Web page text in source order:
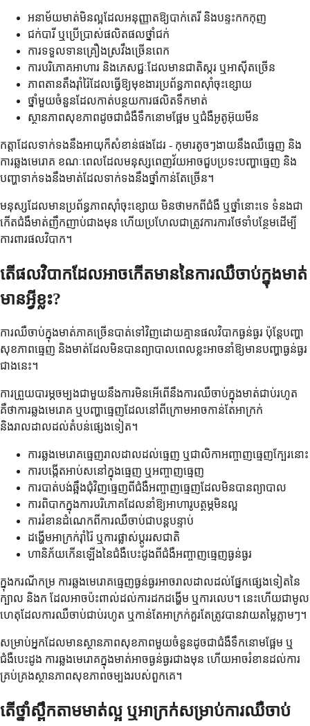
អនាម័យមាត់មិនល្អដែលអនុញ្ញាតឱ្យបាក់តេរី និងបន្ទះកកកុញ
ជក់បារី ឬប្រើប្រាស់ផលិតផលថ្នាំជក់
ការទទួលទានគ្រឿងស្រវឹងច្រើនពេក
ការបរិភោគអាហារ និងភេសជ្ជៈដែលមានជាតិស្ករ ឬអាស៊ីតច្រើន
ភាពតានតឹងរ៉ាំរ៉ៃដែលធ្វើឱ្យមុខងារប្រព័ន្ធភាពស៊ាំចុះខ្សោយ
ថ្នាំមួយចំនួនដែលកាត់បន្ថយការផលិតទឹកមាត់
ស្ថានភាពសុខភាពដូចជាជំងឺទឹកនោមផ្អែម ឬជំងឺអូតូអ៊ុយមីន
កត្តាដែលទាក់ទងនឹងអាយុក៏សំខាន់ផងដែរ - កុមារតូចៗងាយនឹងឈឺធ្មេញ និង
ការឆ្លងមេរោគ ខណៈពេលដែលមនុស្សពេញវ័យអាចជួបប្រទះបញ្ហាធ្មេញ និង
បញ្ហាទាក់ទងនឹងមាត់ដែលទាក់ទងនឹងថ្នាំកាន់តែច្រើន។
មនុស្សដែលមានប្រព័ន្ធភាពស៊ាំចុះខ្សោយ មិនថាមកពីជំងឺ ឬថ្នាំនោះទេ ទំនងជា
កើតជំងឺមាត់ញឹកញាប់ជាងមុន ហើយប្រហែលជាត្រូវការការថែទាំបន្ថែមដើម្បី
ការពារផលវិបាក។
តើផលវិបាកដែលអាចកើតមាននៃការឈឺចាប់ក្នុងមាត់
មានអ្វីខ្លះ?
ការឈឺចាប់ក្នុងមាត់ភាគច្រើនបាត់ទៅវិញដោយគ្មានផលវិបាកធ្ងន់ធ្ងរ ប៉ុន្តែបញ្ហា
សុខភាពធ្មេញ និងមាត់ដែលមិនបានព្យាបាលពេលខ្លះអាចនាំឱ្យមានបញ្ហាធ្ងន់ធ្ងរ
ជាងនេះ។
ការព្រួយបារម្ភចម្បងជាមួយនឹងការមិនអើពើនឹងការឈឺចាប់ក្នុងមាត់ជាប់រហូត
គឺថាការឆ្លងមេរោគ ឬបញ្ហាធ្មេញដែលនៅពីក្រោមអាចកាន់តែអាក្រក់
និងរាលដាលដល់តំបន់ផ្សេងទៀត។
ការឆ្លងមេរោគធ្មេញរាលដាលដល់ធ្មេញ ឬជាលិកាអញ្ចាញធ្មេញក្បែរនោះ
ការបង្កើតអាប់សនៅក្នុងធ្មេញ ឬអញ្ចាញធ្មេញ
ការបាត់បង់ឆ្អឹងជុំវិញធ្មេញពីជំងឺអញ្ចាញធ្មេញដែលមិនបានព្យាបាល
ការពិបាកក្នុងការបរិភោគដែលនាំឱ្យអាហារូបត្ថម្ភមិនល្អ
ការរំខានដំណេកពីការឈឺចាប់ជាបន្តបន្ទាប់
ដង្ហើមអាក្រក់រ៉ាំរ៉ៃ ឬការផ្លាស់ប្តូររសជាតិ
ហានិភ័យកើនឡើងនៃជំងឺបេះដូងពីជំងឺអញ្ចាញធ្មេញធ្ងន់ធ្ងរ
ក្នុងករណីកម្រ ការឆ្លងមេរោគធ្មេញធ្ងន់ធ្ងរអាចរាលដាលដល់ផ្នែកផ្សេងទៀតនៃ
ក្បាល និងក ដែលអាចប៉ះពាល់ដល់ការដកដង្ហើម ឬការលេប។ នេះហើយជាមូល
ហេតុដែលការឈឺចាប់ជាប់រហូត ឬកាន់តែអាក្រក់គួរតែត្រូវបានវាយតម្លៃភ្លាមៗ។
សម្រាប់អ្នកដែលមានស្ថានភាពសុខភាពមួយចំនួនដូចជាជំងឺទឹកនោមផ្អែម ឬ
ជំងឺបេះដូង ការឆ្លងមេរោគក្នុងមាត់អាចធ្ងន់ធ្ងរជាងមុន ហើយអាចរំខានដល់ការ
គ្រប់គ្រងស្ថានភាពសុខភាពចម្បងរបស់ពួកគេ។
តើថ្នាំស្ពឹកតាមមាត់ល្អ ឬអាក្រក់សម្រាប់ការឈឺចាប់